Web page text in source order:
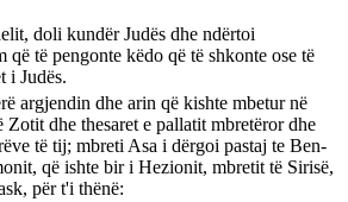
doli kundër Judës dhe ndërtoi
që të pengonte këdo që të shkonte ose të
i Judës.
argjendin dhe arin që kishte mbetur në
Zotit dhe thesaret e pallatit mbretëror dhe
të tij; mbreti Asa i dërgoi pastaj te Ben-
që ishte bir i Hezionit, mbretit të Sirisë,
për t'i thënë: